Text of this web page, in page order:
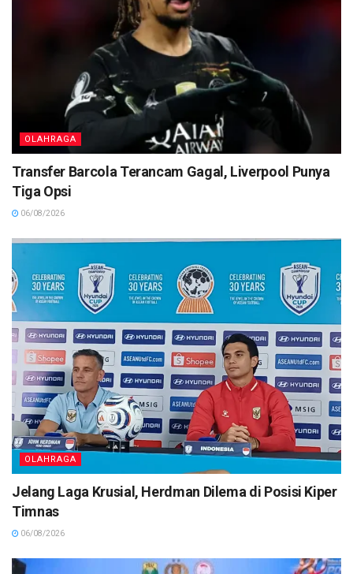
OLAHRAGA
Transfer Barcola Terancam Gagal, Liverpool Punya
Tiga Opsi
06/08/2026
OLAHRAGA
Jelang Laga Krusial, Herdman Dilema di Posisi Kiper
Timnas
06/08/2026